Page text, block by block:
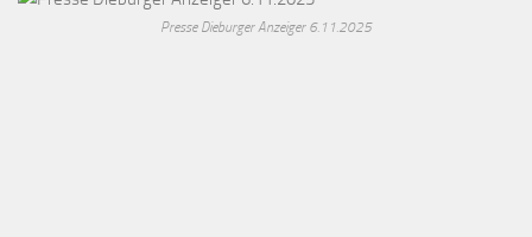
Presse Dieburger Anzeiger 6.11.2025